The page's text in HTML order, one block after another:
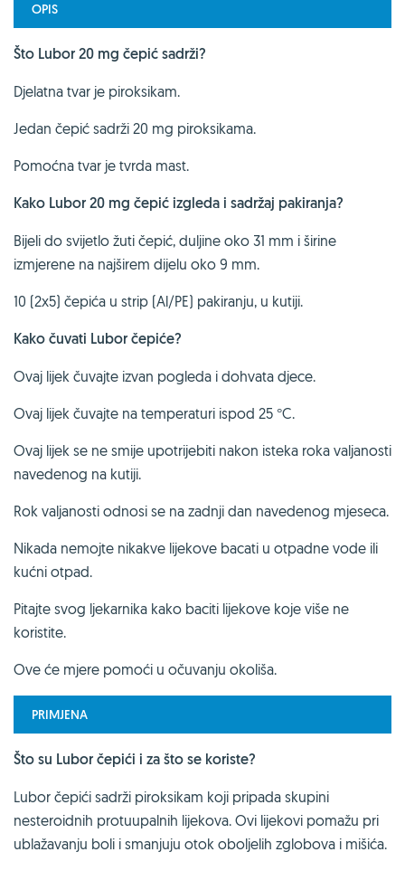
OPIS
Što Lubor 20 mg čepić sadrži?
Djelatna tvar je piroksikam.
Jedan čepić sadrži 20 mg piroksikama.
Pomoćna tvar je tvrda mast.
Kako Lubor 20 mg čepić izgleda i sadržaj pakiranja?
Bijeli do svijetlo žuti čepić, duljine oko 31 mm i širine
izmjerene na najširem dijelu oko 9 mm.
10 (2x5) čepića u strip (Al/PE) pakiranju, u kutiji.
Kako čuvati Lubor čepiće?
Ovaj lijek čuvajte izvan pogleda i dohvata djece.
Ovaj lijek čuvajte na temperaturi ispod 25 °C.
Ovaj lijek se ne smije upotrijebiti nakon isteka roka valjanosti
navedenog na kutiji.
Rok valjanosti odnosi se na zadnji dan navedenog mjeseca.
Nikada nemojte nikakve lijekove bacati u otpadne vode ili
kućni otpad.
Pitajte svog ljekarnika kako baciti lijekove koje više ne
koristite.
Ove će mjere pomoći u očuvanju okoliša.
PRIMJENA
Što su Lubor čepići i za što se koriste?
Lubor čepići sadrži piroksikam koji pripada skupini
nesteroidnih protuupalnih lijekova. Ovi lijekovi pomažu pri
ublažavanju boli i smanjuju otok oboljelih zglobova i mišića.